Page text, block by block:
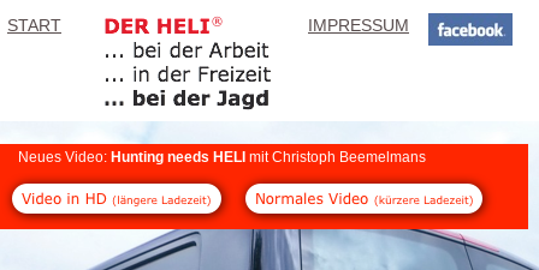
START IMPRESSUM
Neues Video: Hunting needs HELI mit Christoph Beemelmans